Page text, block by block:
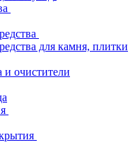
для камня, плитки
очистители